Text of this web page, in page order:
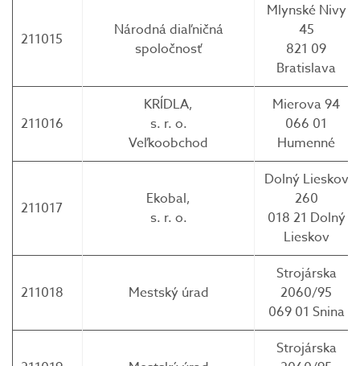
211015
Národná diaľničná
spoločnosť
Mlynské Nivy
45
821 09
Bratislava
211016
KRÍDLA,
s. r. o.
Veľkoobchod
Mierova 94
066 01
Humenné
211017
Ekobal,
s. r. o.
Dolný Lieskov
260
018 21 Dolný
Lieskov
211018 Mestský úrad
Strojárska
2060/95
069 01 Snina
Strojárska